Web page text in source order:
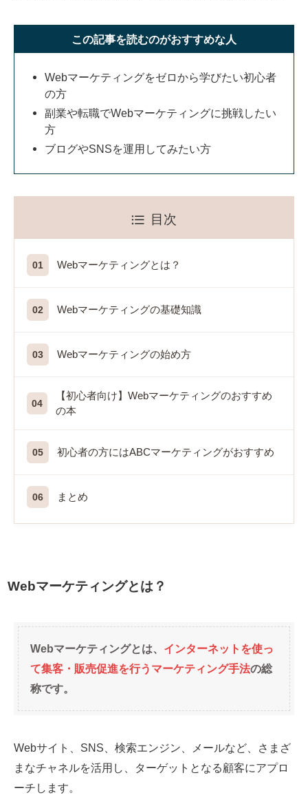
この記事を読むのがおすすめな人
Webマーケティングをゼロから学びたい初心者
の方
副業や転職でWebマーケティングに挑戦したい
方
ブログやSNSを運用してみたい方
目次
Webマーケティングとは？
Webマーケティングの基礎知識
Webマーケティングの始め方
【初心者向け】Webマーケティングのおすすめ
の本
初心者の方にはABCマーケティングがおすすめ
まとめ
Webマーケティングとは？
Webマーケティングとは、 インターネットを使っ
て集客・販売促進を行うマーケティング手法の総
称です。
Webサイト、SNS、検索エンジン、メールなど、さまざ
まなチャネルを活用し、ターゲットとなる顧客にアプロ
ーチします。